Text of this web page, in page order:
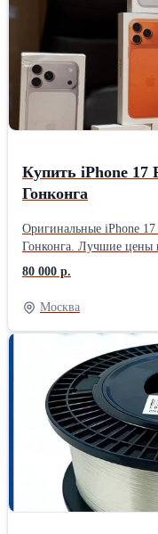
Купить iPhone 17
Гонконга
Оригинальные iPhone
Гонконга. Лучшие цены
доставкой по Казахстану. 📦 Только новые, оригинальные,
запечатанные
производителя 🚚
Таможенная очистка
скрытых платежей ✔️
постановки на учет
80 000 р.
Москва